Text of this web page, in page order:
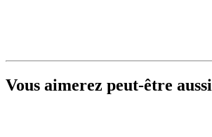
Vous aimerez peut-être aussi